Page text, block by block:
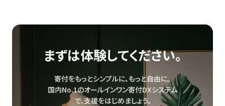
まずは体験してください。
寄付をもっとシンプルに、もっと自由に。
国内No.1のオールインワン寄付DXシステム
で、支援をはじめましょう。